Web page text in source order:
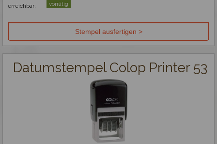
erreichbar: vorrätig
Datumstempel Colop Printer 53